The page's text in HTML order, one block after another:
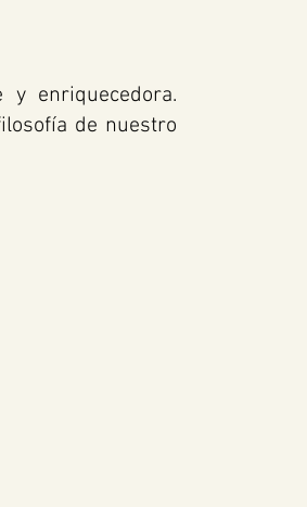
enriquecedora.
de nuestro